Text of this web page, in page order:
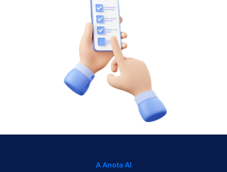
A Anota AI